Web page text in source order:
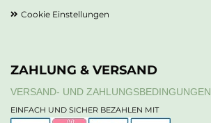
Cookie Einstellungen
ZAHLUNG & VERSAND
VERSAND- UND ZAHLUNGSBEDINGUNGEN
EINFACH UND SICHER BEZAHLEN MIT